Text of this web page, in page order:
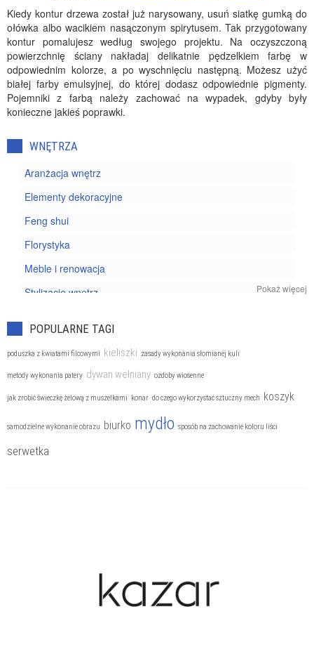
Kiedy kontur drzewa został już narysowany, usuń siatkę gumką do
ołówka albo wacikiem nasączonym spirytusem. Tak przygotowany
kontur pomalujesz według swojego projektu. Na oczyszczoną
powierzchnię ściany nakładaj delikatnie pędzelkiem farbę w
odpowiednim kolorze, a po wyschnięciu następną. Możesz użyć
białej farby emulsyjnej, do której dodasz odpowiednie pigmenty.
Pojemniki z farbą należy zachować na wypadek, gdyby były
konieczne jakieś poprawki.
WNĘTRZA
Aranżacja wnętrz
Elementy dekoracyjne
Feng shui
Florystyka
Meble i renowacja
Stylizacje wnętrz
Pokaż więcej
POPULARNE TAGI
poduszka z kwiatami filcowymi kieliszki zasady wykonania słomianej kuli
metody wykonania patery dywan wełniany ozdoby wiosenne
jak zrobić świeczkę żelową z muszelkami konar do czego wykorzystać sztuczny mech koszyk
samodzielne wykonanie obrazu biurko mydło sposób na zachowanie koloru liści
serwetka